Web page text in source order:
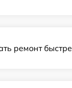
ремонт